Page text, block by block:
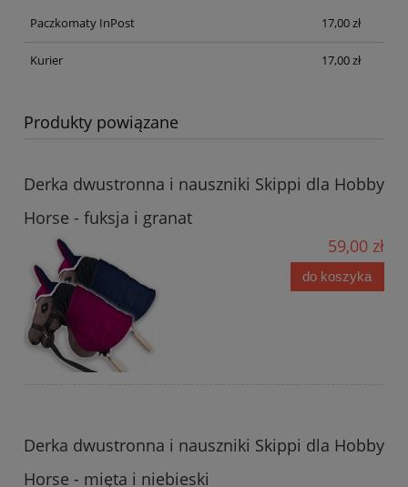
Paczkomaty InPost
17,00 zł
Kurier 17,00 zł
Produkty powiązane
Derka dwustronna i nauszniki Skippi dla Hobby
Horse - fuksja i granat
59,00 zł
do koszyka
Derka dwustronna i nauszniki Skippi dla Hobby
Horse - mięta i niebieski